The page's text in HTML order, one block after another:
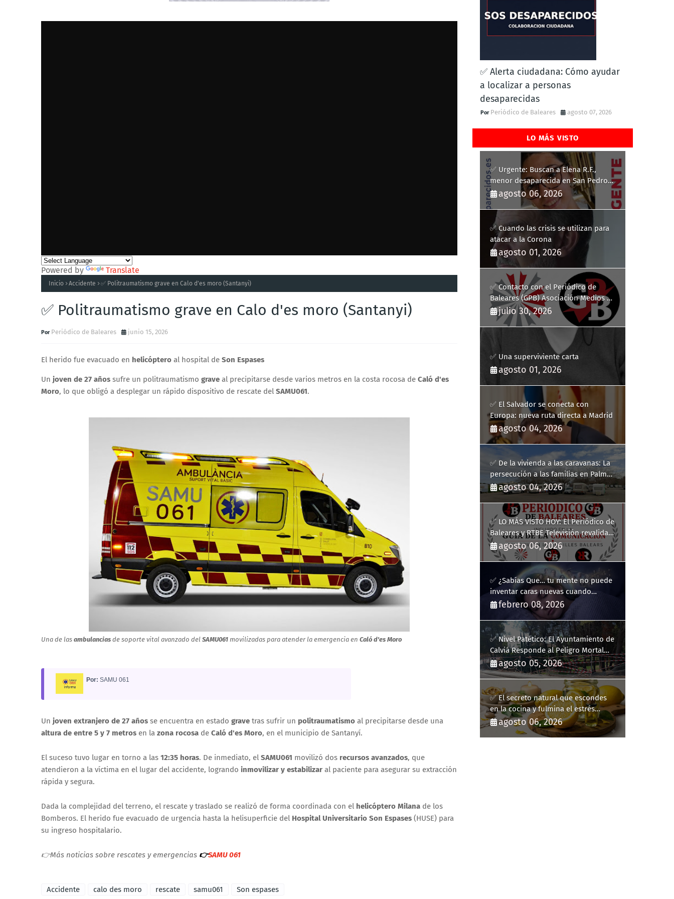
Powered by Translate
Inicio Accidente ✅ Politraumatismo grave en Calo d'es moro (Santanyi)
✅ Politraumatismo grave en Calo d'es moro (Santanyi)
Periódico de Baleares junio 15, 2026
El herido fue evacuado en helicóptero al hospital de Son Espases
Un joven de 27 años sufre un politraumatismo grave al precipitarse desde varios metros en la costa rocosa de Caló d'es
Moro, lo que obligó a desplegar un rápido dispositivo de rescate del SAMU061.
Una de las ambulancias de soporte vital avanzado del SAMU061 movilizadas para atender la emergencia en Caló d'es Moro
Por: SAMU 061
Un joven extranjero de 27 años se encuentra en estado grave tras sufrir un politraumatismo al precipitarse desde una
altura de entre 5 y 7 metros en la zona rocosa de Caló d'es Moro, en el municipio de Santanyí.
El suceso tuvo lugar en torno a las 12:35 horas. De inmediato, el SAMU061 movilizó dos recursos avanzados, que
atendieron a la víctima en el lugar del accidente, logrando inmovilizar y estabilizar al paciente para asegurar su extracción
rápida y segura.
Dada la complejidad del terreno, el rescate y traslado se realizó de forma coordinada con el helicóptero Milana de los
Bomberos. El herido fue evacuado de urgencia hasta la helisuperficie del Hospital Universitario Son Espases (HUSE) para
su ingreso hospitalario.
👉Más noticias sobre rescates y emergencias 👉SAMU 061
Accidente calo des moro rescate samu061 Son espases
✅ Alerta ciudadana: Cómo ayudar
a localizar a personas
desaparecidas
Periódico de Baleares agosto 07, 2026
LO MÁS VISTO
✅ Urgente: Buscan a Elena R.F.,
menor desaparecida en San Pedro
del Pinatar
agosto 06, 2026
✅ Cuando las crisis se utilizan para
atacar a la Corona
agosto 01, 2026
✅ Contacto con el Periódico de
Baleares (GPB) Asociación Medios de
Comunicación Digitales
julio 30, 2026
✅ Una superviviente carta
agosto 01, 2026
✅ El Salvador se conecta con
Europa: nueva ruta directa a Madrid
agosto 04, 2026
✅ De la vivienda a las caravanas: La
persecución a las familias en Palma
y la complicidad de un fracaso
heredado
agosto 04, 2026
✅ LO MÁS VISTO HOY: El Periódico de
Baleares y RTBE Televisión revalidan
más de cinco años en la Guía de la
Comunicación del Govern de les Illes
agosto 06, 2026
✅ ¿Sabías Que… tu mente no puede
inventar caras nuevas cuando
sueñas?
febrero 08, 2026
✅ Nivel Patético: El Ayuntamiento de
Calviá Responde al Peligro Mortal
con "Plastiquitos"
agosto 05, 2026
✅ El secreto natural que escondes
en la cocina y fulmina el estrés
diario
agosto 06, 2026